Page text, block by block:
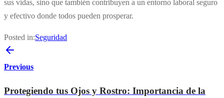
sus vidas, sino que también contribuyen a un entorno laboral seguro
y efectivo donde todos pueden prosperar.
Posted in:Seguridad
Previous
Protegiendo tus Ojos y Rostro: Importancia de la